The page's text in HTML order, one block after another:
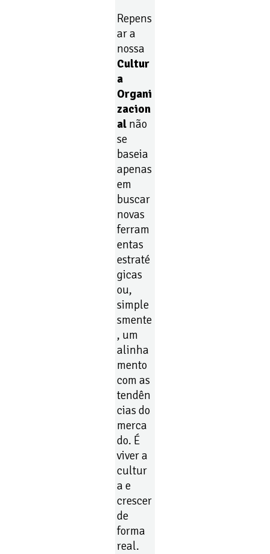
Repens
ar a
nossa
Cultur
a
Organi
zacion
al não
se
baseia
apenas
em
buscar
novas
ferram
entas
estraté
gicas
ou,
simple
smente
, um
alinha
mento
com as
tendên
cias do
merca
do. É
viver a
cultur
a e
crescer
de
forma
real.